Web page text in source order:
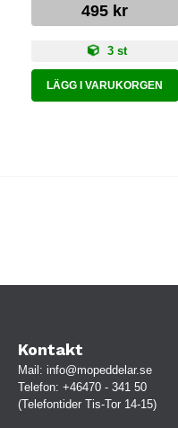
495 kr
3 st
LÄGG I VARUKORGEN
Kontakt
Mail: info@mopeddelar.se
Telefon: +46470 - 341 50
(Telefontider Tis-Tor 14-15)